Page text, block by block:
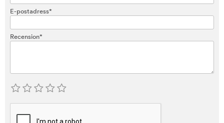
E-postadress*
Recension*